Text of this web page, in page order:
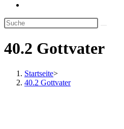
umschalten
40.2 Gottvater
Startseite>
40.2 Gottvater